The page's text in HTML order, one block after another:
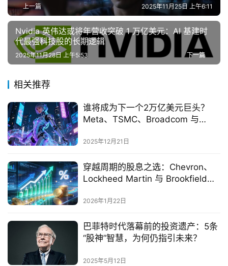
上一篇 2025年11月25日 上午6:11
Nvidia 英伟达或将年营收突破 1 万亿美元：AI 基建时
代最强科技股的长期逻辑
下一篇
2025年11月28日 上午5:53
相关推荐
谁将成为下一个2万亿美元巨头？
Meta、TSMC、Broadcom 与
2025年12月21日
穿越周期的股息之选：Chevron、
Lockheed Martin 与 Brookfield
2026年1月22日
巴菲特时代落幕前的投资遗产：5条
“股神”智慧，为何仍指引未来？
2025年5月12日